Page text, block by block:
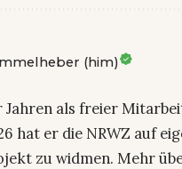
(him)
Jahren als freier
hat er die NRWZ auf
zu widmen. Mehr